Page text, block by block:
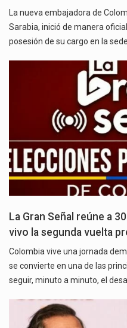
La nueva embajadora de
Sarabia, inició de manera
posesión de su cargo en la
La Gran Señal reúne a
vivo la segunda vuelta
Colombia vive una jornada
se convierte en una de las
seguir, minuto a minuto, el